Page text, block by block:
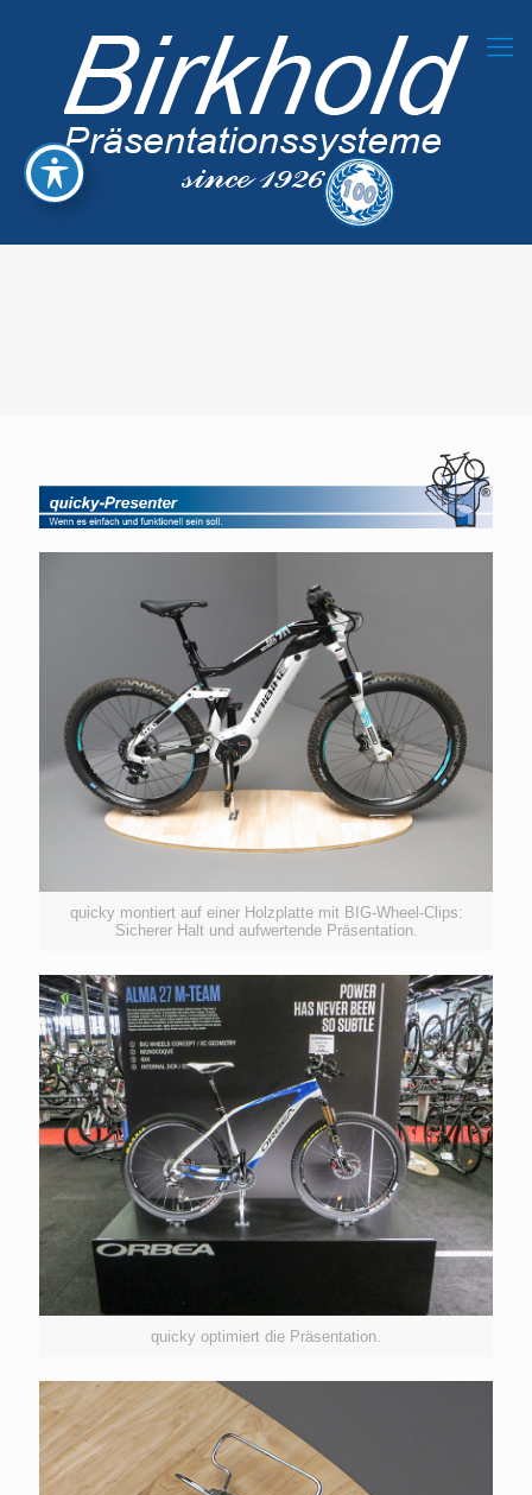
quicky montiert auf einer Holzplatte mit BIG-Wheel-Clips:
Sicherer Halt und aufwertende Präsentation.
quicky optimiert die Präsentation.